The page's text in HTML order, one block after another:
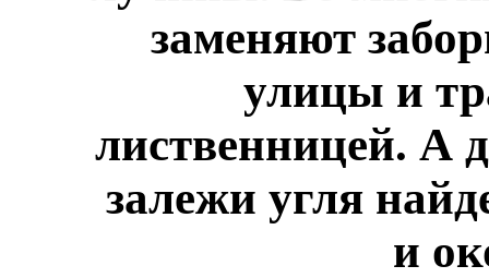
заменяют
улицы и
лиственницей. А
залежи угля
и